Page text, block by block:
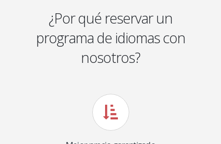
¿Por qué reservar un
programa de idiomas con
nosotros?